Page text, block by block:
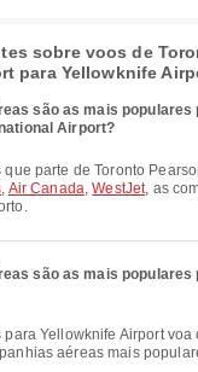
sobre voos de
para Yellowknife
são as mais populares
Airport?
, Air Canada,WestJet, as
são as mais populares
para Yellowknife Airport
aéreas mais